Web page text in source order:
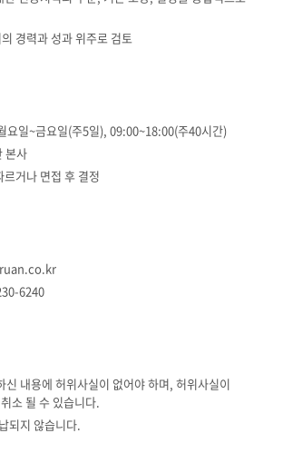
경력과 성과 위주로 검토
요일~금요일(주5일), 09:00~18:00(주40시간)
본사
르거나 면접 후 결정
6240
신 내용에 허위사실이 없어야 하며, 허위사실이
소 될 수 있습니다.
되지 않습니다.